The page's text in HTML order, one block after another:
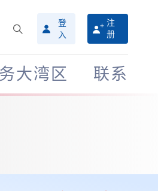
搜
寻
介
面
登
入
注
册
大湾区 联系